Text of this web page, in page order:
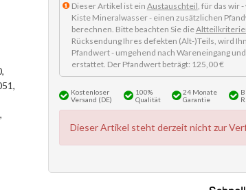
Dieser Artikel ist ein Austauschteil, für das wir
Kiste Mineralwasser - einen zusätzlichen
berechnen. Bitte beachten Sie die
Rücksendung Ihres defekten (Alt-)Teils, wird
Pfandwert - umgehend nach Wareneingang
erstattet. Der Pfandwert beträgt: 125,00 €
Kostenloser
Versand (DE)
100%
Qualität
24 Monate
Garantie
Dieser Artikel steht derzeit nicht zur